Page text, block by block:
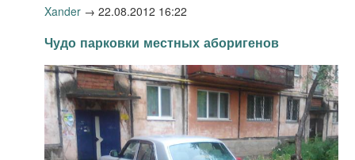
Xander → 22.08.2012 16:22
Чудо парковки местных аборигенов